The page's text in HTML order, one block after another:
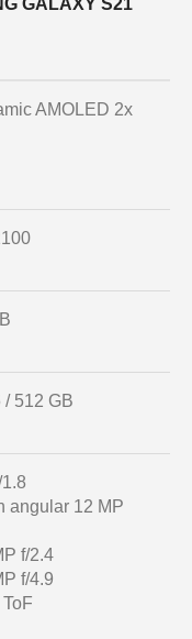
AMOLED 2x
/ 512 GB
angular 12 MP
f/2.4
f/4.9